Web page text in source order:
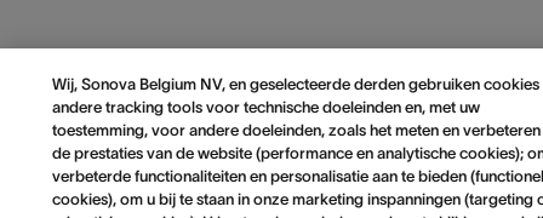
Wij, Sonova Belgium NV, en geselecteerde derden gebruiken cookies
andere tracking tools voor technische doeleinden en, met uw
toestemming, voor andere doeleinden, zoals het meten en
de prestaties van de website (performance en analytische cookies);
verbeterde functionaliteiten en personalisatie aan te bieden
cookies), om u bij te staan in onze marketing inspanningen (targeting